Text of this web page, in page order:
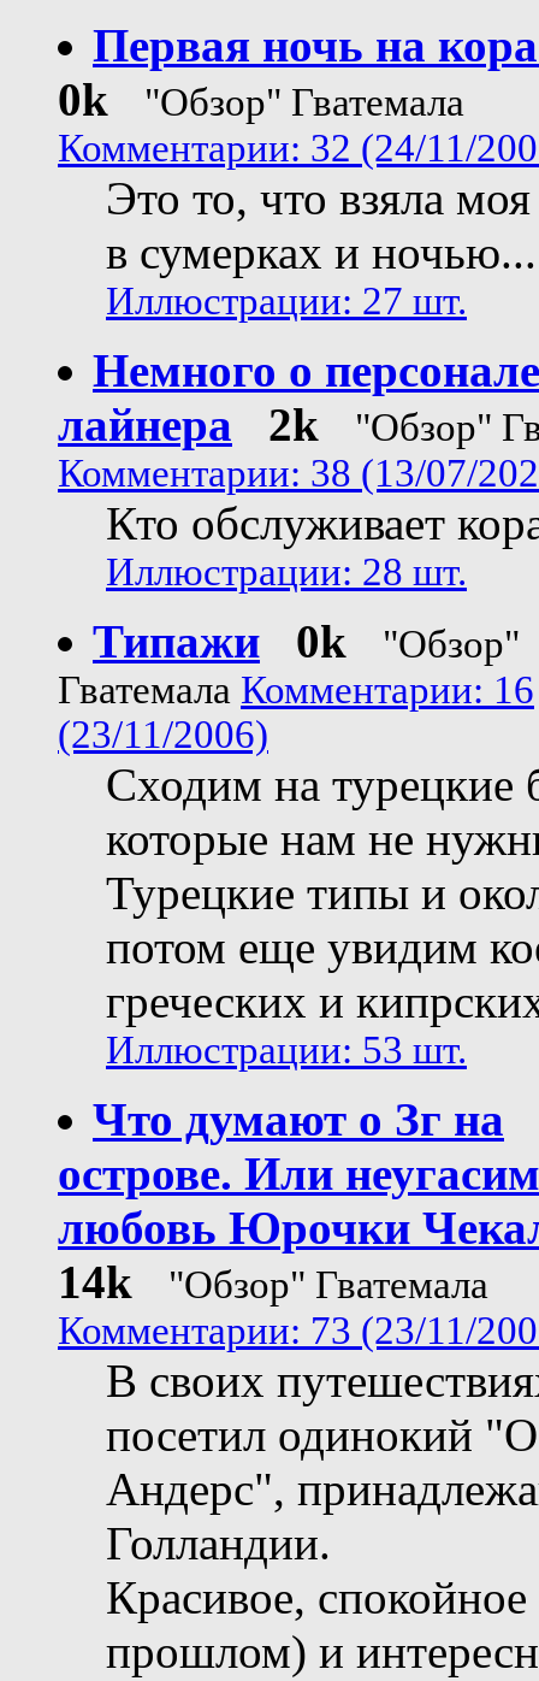
Первая ночь на
0k
"Обзор" Гватемала
Комментарии: 32 (24/11/
Это то, что взяла
в сумерках и ночью...
Иллюстрации: 27 шт.
Немного о персонале
лайнера
2k
"Обзор"
Комментарии: 38 (13/07/
Кто обслуживает
Иллюстрации: 28 шт.
Типажи 0k
"Обзор"
Гватемала Комментарии: 16
(23/11/2006)
Сходим на турецкие
которые нам не
Турецкие типы и
потом еще увидим
греческих и
Иллюстрации: 53 шт.
Что думают о Зг на
острове. Или
любовь Юрочки
14k
"Обзор" Гватемала
Комментарии: 73 (23/11/
В своих
посетил одинокий
Андерс",
Голландии.
Красивое, спокойное
прошлом) и